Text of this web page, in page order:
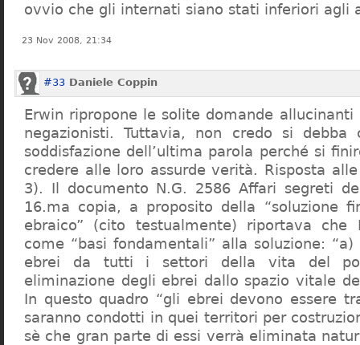
ovvio che gli internati siano stati inferiori agli
23 Nov 2008, 21:34
#33 Daniele Coppin
Erwin ripropone le solite domande
negazionisti. Tuttavia, non credo si debba
soddisfazione dell’ultima parola perché si
credere alle loro assurde verità. Risposta
3). Il documento N.G. 2586 Affari segreti
16.ma copia, a proposito della “soluzione
ebraico” (cito testualmente) riportava che
come “basi fondamentali” alla soluzione:
ebrei da tutti i settori della vita del
eliminazione degli ebrei dallo spazio vitale
In questo quadro “gli ebrei devono essere
saranno condotti in quei territori per
sè che gran parte di essi verrà eliminata